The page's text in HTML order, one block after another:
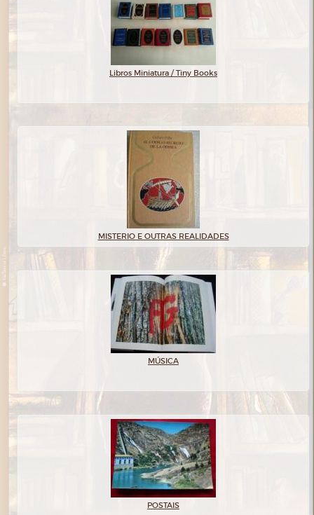
Libros Miniatura / Tiny Books
MISTERIO E OUTRAS REALIDADES
MÚSICA
POSTAIS